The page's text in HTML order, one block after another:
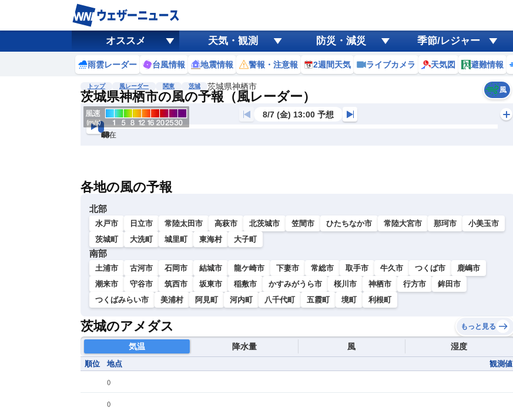
オススメ 天気・観測 防災・減災 季節/レジャー
雨雲レーダー 台風情報 地震情報 警報・注意報 2週間天気 ライブカメラ 天気図 避難情報
トップ 風レーダー 関東 茨城 茨城県神栖市
茨城県神栖市の風の予報（風レーダー） 風
8/7 (金) 13:00 予想
現在
6h
12
24
36
48
60
72
各地の風の予報
北部
水戸市 日立市 常陸太田市 高萩市 北茨城市 笠間市 ひたちなか市 常陸大宮市 那珂市
小美玉市
茨城町
大洗町 城里町 東海村 大子町
南部
土浦市 古河市 石岡市 結城市 龍ケ崎市 下妻市 常総市 取手市 牛久市 つくば市
鹿嶋市
潮来市
守谷市 筑西市 坂東市 稲敷市 かすみがうら市 桜川市 神栖市 行方市
鉾田市
つくばみらい市
美浦村 阿見町 河内町 八千代町 五霞町 境町 利根町
茨城のアメダス もっと見る
気温 降水量 風 湿度
順位 地点 観測値
()
()